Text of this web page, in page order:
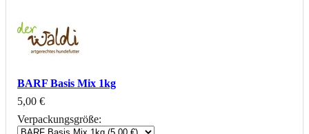
BARF Basis Mix 1kg
5,00 €
Verpackungsgröße: